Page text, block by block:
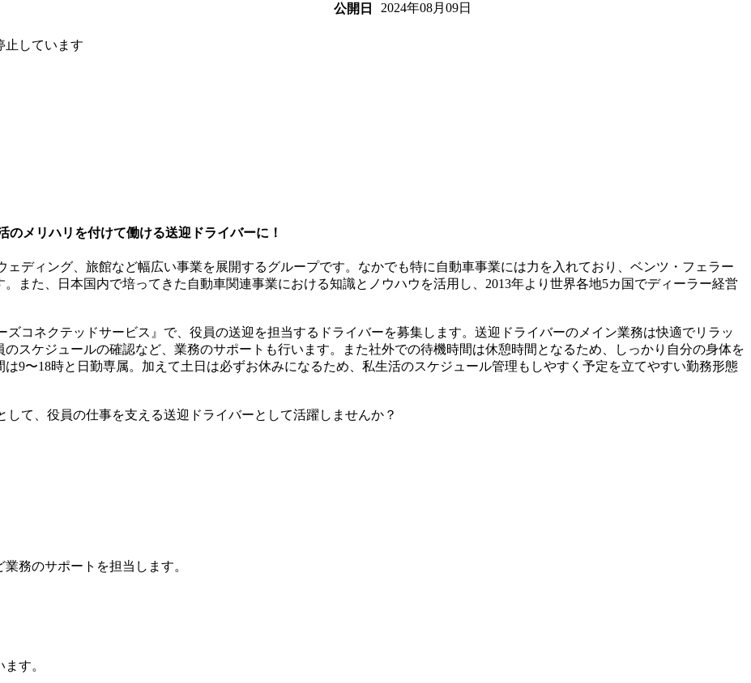
公開日 2024年08月09日
止しています
のメリハリを付けて働ける送迎ドライバーに！
ディング、旅館など幅広い事業を展開するグループです。なかでも特に自動車事業には力を入れており、ベンツ・フェラー
また、日本国内で培ってきた自動車関連事業における知識とノウハウを活用し、2013年より世界各地5カ国でディーラー経営
コネクテッドサービス』で、役員の送迎を担当するドライバーを募集します。送迎ドライバーのメイン業務は快適でリラッ
スケジュールの確認など、業務のサポートも行います。また社外での待機時間は休憩時間となるため、しっかり自分の身体を
9〜18時と日勤専属。加えて土日は必ずお休みになるため、私生活のスケジュール管理もしやすく予定を立てやすい勤務形態
て、役員の仕事を支える送迎ドライバーとして活躍しませんか？
務のサポートを担当します。
す。